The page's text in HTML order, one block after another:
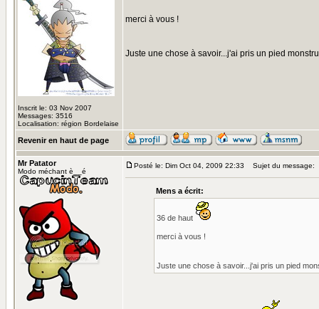
Inscrit le: 03 Nov 2007
Messages: 3516
Localisation: région Bordelaise
merci à vous !
Juste une chose à savoir...j'ai pris un pied
Revenir en haut de page
Mr Patator
Modo méchant è__é
Posté le: Dim Oct 04, 2009 22:33 Sujet du message:
Mens a écrit:
36 de haut
merci à vous !
Juste une chose à savoir...j'ai pris un pied